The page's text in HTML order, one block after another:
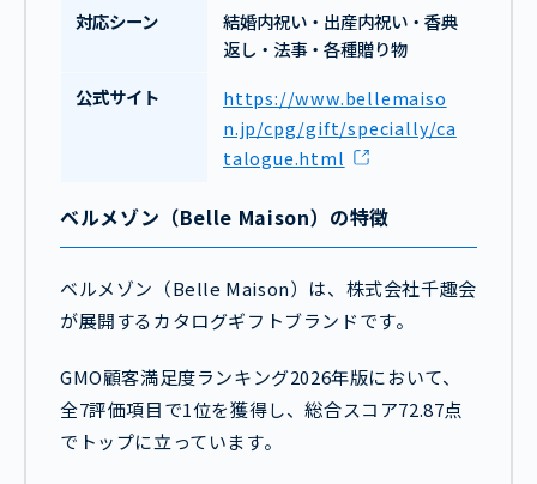
対応シーン
結婚内祝い・出産内祝い・香典
返し・法事・各種贈り物
公式サイト
https://www.bellemaiso
n.jp/cpg/gift/specially/ca
talogue.html
ベルメゾン（Belle Maison）の特徴
ベルメゾン（Belle Maison）は、株式会社千趣会
が展開するカタログギフトブランドです。
GMO顧客満足度ランキング2026年版において、
全7評価項目で1位を獲得し、総合スコア72.87点
でトップに立っています。